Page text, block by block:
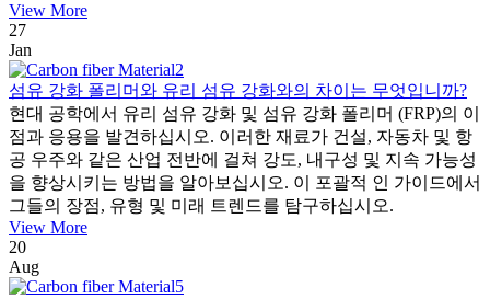
View More
27
Jan
섬유 강화 폴리머와 유리 섬유 강화와의 차이는 무엇입니까?
현대 공학에서 유리 섬유 강화 및 섬유 강화 폴리머 (FRP)의 이
점과 응용을 발견하십시오. 이러한 재료가 건설, 자동차 및 항
공 우주와 같은 산업 전반에 걸쳐 강도, 내구성 및 지속 가능성
을 향상시키는 방법을 알아보십시오. 이 포괄적 인 가이드에서
그들의 장점, 유형 및 미래 트렌드를 탐구하십시오.
View More
20
Aug